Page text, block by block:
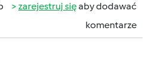
zarejestruj sięaby dodawać
komentarze